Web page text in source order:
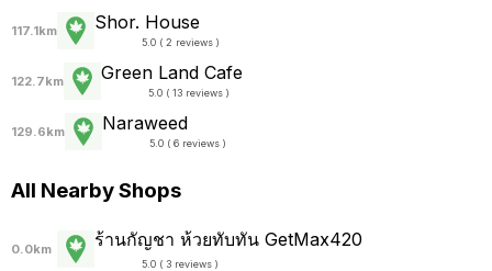
117.1km Shor. House
5.0 ( 2 reviews )
122.7km Green Land Cafe
5.0 ( 13 reviews )
129.6km Naraweed
5.0 ( 6 reviews )
All Nearby Shops
0.0km ร้านกัญชา ห้วยทับทัน GetMax420
5.0 ( 3 reviews )